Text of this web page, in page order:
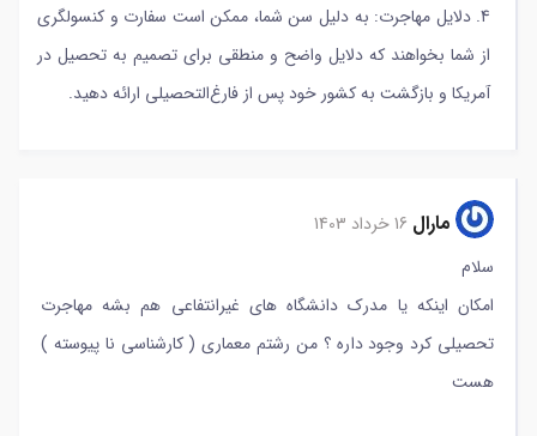
4. دلایل مهاجرت: به دلیل سن شما، ممکن است سفارت و کنسولگری
از شما بخواهند که دلایل واضح و منطقی برای تصمیم به تحصیل در
آمریکا و بازگشت به کشور خود پس از فارغ‌التحصیلی ارائه دهید.
مارال 16 خرداد 1403
سلام
امكان اينكه يا مدرك دانشگاه هاي غيرانتفاعي هم بشه مهاجرت
تحصيلي كرد وجود داره ؟ من رشتم معماري ( كارشناسي نا پيوسته )
هست